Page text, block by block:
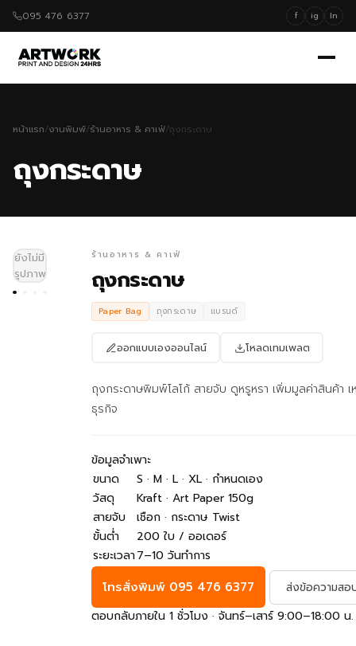
095 476 6377 f ig ln
หน้าแรก/งานพิมพ์/ร้านอาหาร & คาเฟ่/ถุงกระดาษ
ถุงกระดาษ
ยังไม่มี
รูปภาพ
ร้านอาหาร & คาเฟ่
ถุงกระดาษ
Paper Bag ถุงกระดาษ แบรนด์
ออกแบบเองออนไลน์ โหลดเทมเพลต
ถุงกระดาษพิมพ์โลโก้ สายจับ ดูหรูหรา เพิ่มมูลค่าสินค้า เ
ธุรกิจ
ข้อมูลจำเพาะ
ขนาด
S · M · L · XL · กำหนดเอง
วัสดุ
Kraft · Art Paper 150g
สายจับ
เชือก · กระดาษ Twist
ขั้นต่ำ
200 ใบ / ออเดอร์
ระยะเวลา7–10 วันทำการ
โทรสั่งพิมพ์ 095 476 6377
ส่งข้อความส
ตอบกลับภายใน 1 ชั่วโมง · จันทร์–เสาร์ 9:00–18:00 น.